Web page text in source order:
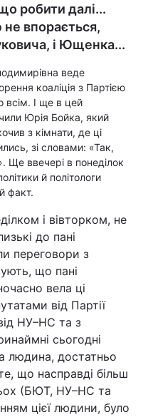
Політика
робити далі...
впорається,
і Ющенка...
веде
коаліція з Партією
всім. І ще в цей
Юрія Бойка, який
з кімнати, де ці
зі словами: «Так,
Ще ввечері в понеділок
й політологи
факт.
і вівторком, не
до пані
переговори з
що пані
вела ці
від Партії
НУ–НС та з
сьогодні
людина, достатньо
що насправді більш
(БЮТ, НУ–НС та
цієї людини, було